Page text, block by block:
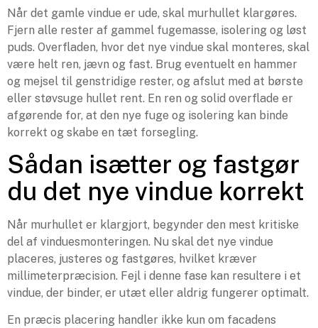
Når det gamle vindue er ude, skal murhullet klargøres.
Fjern alle rester af gammel fugemasse, isolering og løst
puds. Overfladen, hvor det nye vindue skal monteres, skal
være helt ren, jævn og fast. Brug eventuelt en hammer
og mejsel til genstridige rester, og afslut med at børste
eller støvsuge hullet rent. En ren og solid overflade er
afgørende for, at den nye fuge og isolering kan binde
korrekt og skabe en tæt forsegling.
Sådan isætter og fastgør
du det nye vindue korrekt
Når murhullet er klargjort, begynder den mest kritiske
del af vinduesmonteringen. Nu skal det nye vindue
placeres, justeres og fastgøres, hvilket kræver
millimeterpræcision. Fejl i denne fase kan resultere i et
vindue, der binder, er utæt eller aldrig fungerer optimalt.
En præcis placering handler ikke kun om facadens